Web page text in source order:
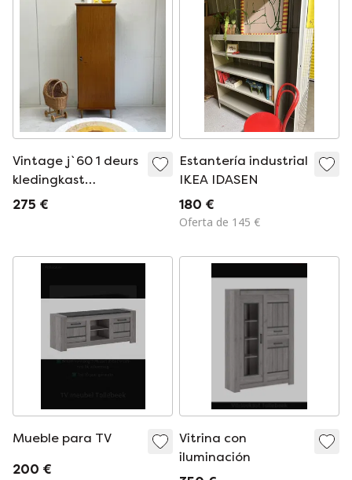
Vintage j`60 1 deurs
kledingkast
kidsroom hang/leg
275 €
Estantería industrial
IKEA IDASEN
180 €
Oferta de 145 €
Mueble para TV
200 €
Vitrina con
iluminación